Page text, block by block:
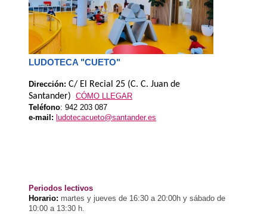
LUDOTECA "CUETO"
Dirección: C/ El Recial 25 (C. C. Juan de
Santander) CÓMO LLEGAR
Teléfono: 942 203 087
e-mail: ludotecacueto@santander.es
Periodos lectivos
Horario: martes y jueves de 16:30 a 20:00h y sábado de
10:00 a 13:30 h.